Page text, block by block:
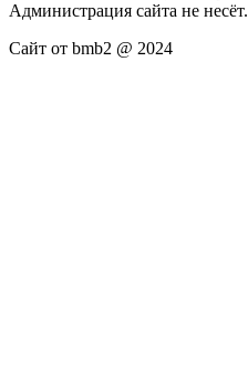
Администрация сайта не несёт.
Сайт от bmb2 @ 2024